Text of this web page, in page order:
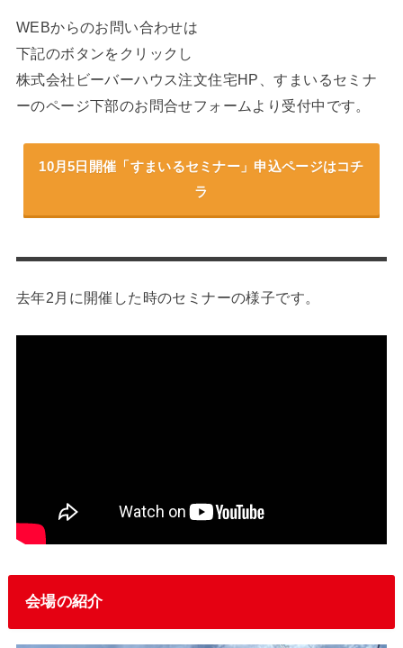
WEBからのお問い合わせは
下記のボタンをクリックし
株式会社ビーバーハウス注文住宅HP、すまいるセミナ
ーのページ下部のお問合せフォームより受付中です。
10月5日開催「すまいるセミナー」申込ページはコチ
ラ
去年2月に開催した時のセミナーの様子です。
会場の紹介